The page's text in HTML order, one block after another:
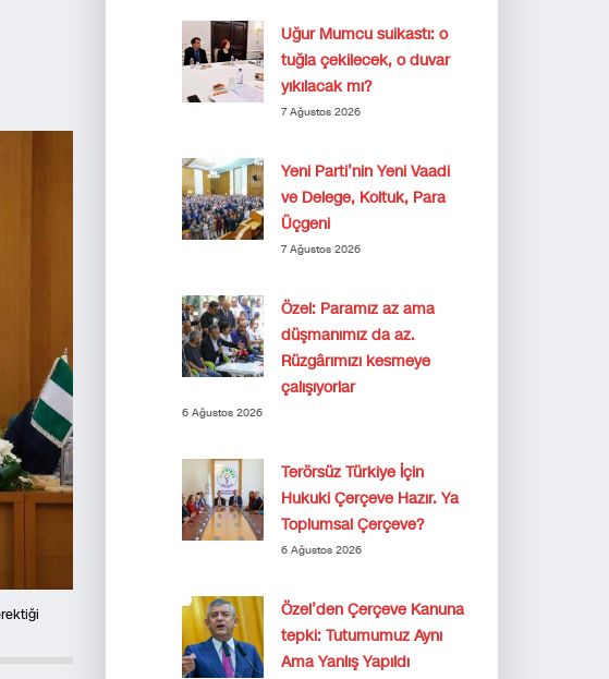
Uğur Mumcu suikastı: o
tuğla çekilecek, o duvar
yıkılacak mı?
7 Ağustos 2026
Yeni Parti’nin Yeni Vaadi
ve Delege, Koltuk, Para
Üçgeni
7 Ağustos 2026
Özel: Paramız az ama
düşmanımız da az.
Rüzgârımızı kesmeye
çalışıyorlar
6 Ağustos 2026
Terörsüz Türkiye İçin
Hukuki Çerçeve Hazır. Ya
Toplumsal Çerçeve?
6 Ağustos 2026
Özel’den Çerçeve Kanuna
tepki: Tutumumuz Aynı
Ama Yanlış Yapıldı